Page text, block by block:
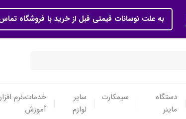
به علت نوسانات قیمتی قبل از خرید با فروشگاه
دستگاه
ماینر
سیمکارت
سایر
لوازم
خدمات،نرم
آموزش